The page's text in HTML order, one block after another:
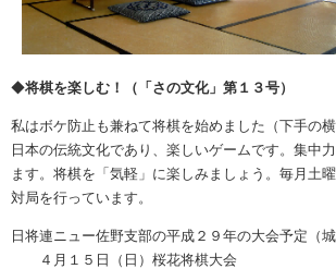
◆将棋を楽しむ！（「さの文化」第１３号）
私はボケ防止も兼ねて将棋を始めました（下手の
日本の伝統文化であり、楽しいゲームです。集中
ます。将棋を「気軽」に楽しみましょう。毎月土
対局を行っています。
日将連ニュー佐野支部の平成２９年の大会予定（
４月１５日（日）桜花将棋大会